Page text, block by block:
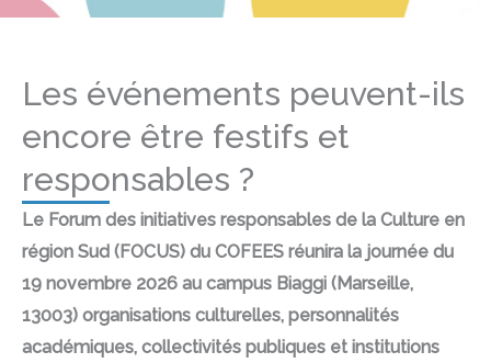
Les événements peuvent-ils
encore être festifs et
responsables ?
Le Forum des initiatives responsables de la Culture en
région Sud (FOCUS) du COFEES réunira la journée du
19 novembre 2026 au campus Biaggi (Marseille,
13003) organisations culturelles, personnalités
académiques, collectivités publiques et institutions